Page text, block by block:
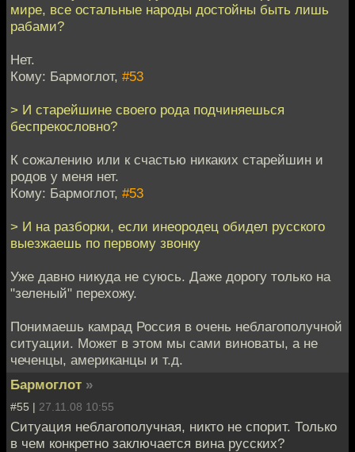
мире, все остальные народы достойны быть лишь
рабами?
Нет.
Кому: Бармоглот, #53
> И старейшине своего рода подчиняешься
беспрекословно?
К сожалению или к счастью никаких старейшин и
родов у меня нет.
Кому: Бармоглот, #53
> И на разборки, если инеородец обидел русского
выезжаешь по первому звонку
Уже давно никуда не суюсь. Даже дорогу только на
"зеленый" перехожу.
Понимаешь камрад Россия в очень неблагополучной
ситуации. Может в этом мы сами виноваты, а не
чеченцы, американцы и т.д.
Бармоглот »
#55 | 27.11.08 10:55
Ситуация неблагополучная, никто не спорит. Только
в чем конкретно заключается вина русских?